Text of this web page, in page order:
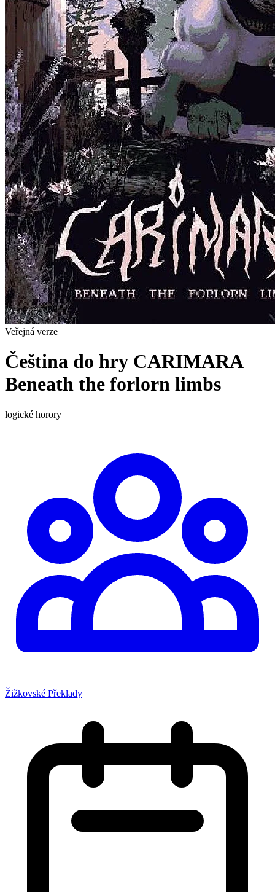
Veřejná verze
Čeština do hry CARIMARA
Beneath the forlorn limbs
logické horory
Žižkovské Překlady